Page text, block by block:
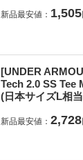
新品最安値： 1,505
[UNDER
Tech 2.0 SS Tee
(日本サイズL相
新品最安値： 2,728